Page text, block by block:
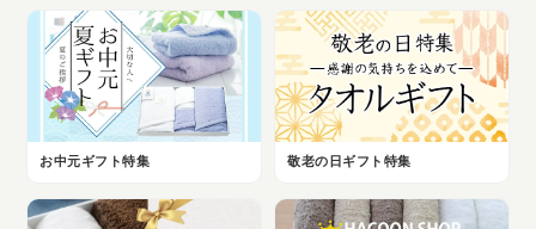
お中元ギフト特集 敬老の日ギフト特集